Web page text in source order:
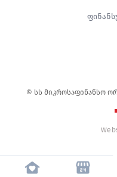
© სს მიკროსაფინანსო
Mobile